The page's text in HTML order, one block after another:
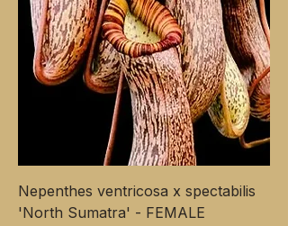
Nepenthes ventricosa x spectabilis
'North Sumatra' - FEMALE